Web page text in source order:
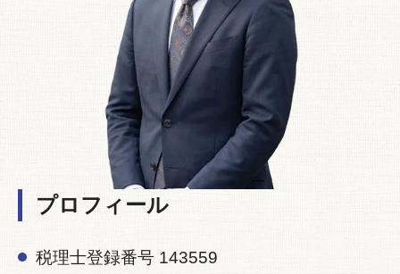
プロフィール
税理士登録番号 143559